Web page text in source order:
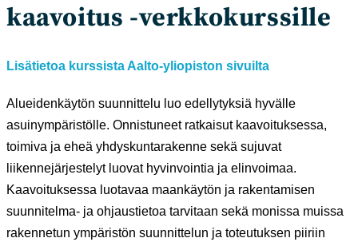
kaavoitus -verkkokurssille
Lisätietoa kurssista Aalto-yliopiston sivuilta
Alueidenkäytön suunnittelu luo edellytyksiä hyvälle
asuinympäristölle. Onnistuneet ratkaisut kaavoituksessa,
toimiva ja eheä yhdyskuntarakenne sekä sujuvat
liikennejärjestelyt luovat hyvinvointia ja elinvoimaa.
Kaavoituksessa luotavaa maankäytön ja rakentamisen
suunnitelma- ja ohjaustietoa tarvitaan sekä monissa muissa
rakennetun ympäristön suunnittelun ja toteutuksen piiriin